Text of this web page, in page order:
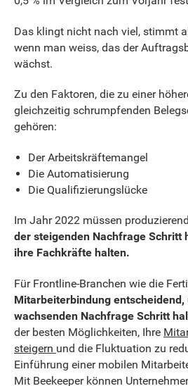
Das klingt nicht nach viel, stimmt
wenn man weiss, das der
wächst.
Zu den Faktoren, die zu einer
gleichzeitig schrumpfenden
gehören:
Der Arbeitskräftemangel
Die Automatisierung
Die Qualifizierungslücke
Im Jahr 2022 müssen
der steigenden Nachfrage Schritt
ihre Fachkräfte halten.
Für Frontline-Branchen wie die
Mitarbeiterbindung entscheidend,
wachsenden Nachfrage Schritt
der besten Möglichkeiten, Ihre
steigern und die Fluktuation zu
Einführung einer mobilen
Mit Beekeeper können